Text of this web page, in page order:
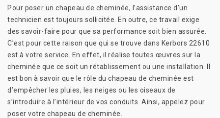
Pour poser un chapeau de cheminée, l’assistance d’un
technicien est toujours sollicitée. En outre, ce travail exige
des savoir-faire pour que sa performance soit bien assurée.
C’est pour cette raison que qui se trouve dans Kerbors 22610
est à votre service. En effet, il réalise toutes œuvres sur la
cheminée que ce soit un rétablissement ou une installation. Il
est bon à savoir que le rôle du chapeau de cheminée est
d’empêcher les pluies, les neiges ou les oiseaux de
s’introduire à l’intérieur de vos conduits. Ainsi, appelez pour
poser votre chapeau de cheminée.